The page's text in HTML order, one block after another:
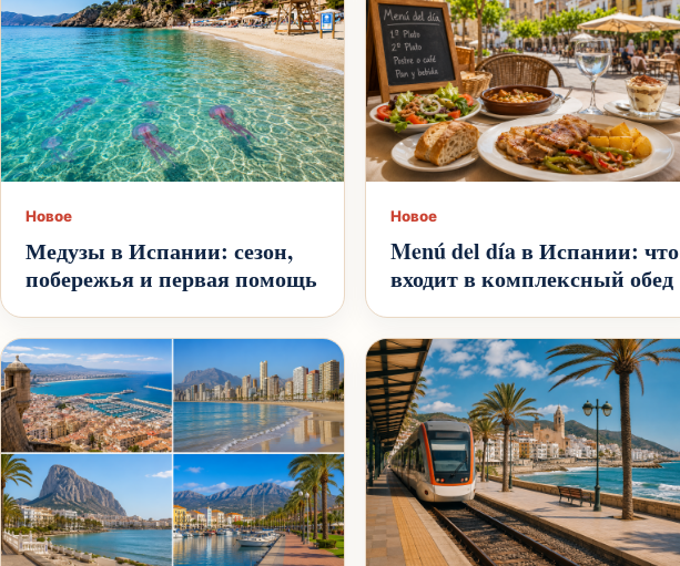
Новое
Медузы в Испании: сезон,
побережья и первая помощь
Новое
Menú del día в Испании: что
входит в комплексный обед